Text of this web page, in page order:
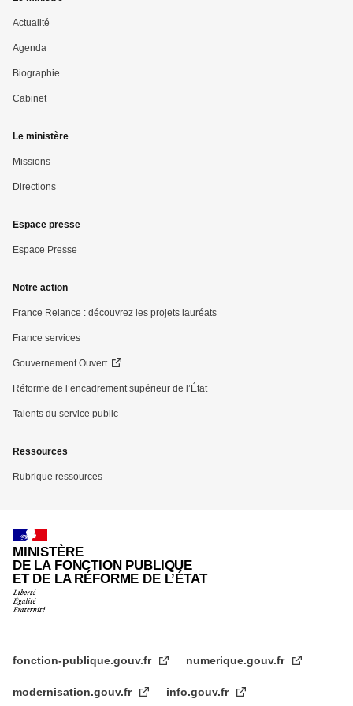
menu
Pied
de
Actualité
Agenda
Biographie
Cabinet
Le ministère
Missions
Directions
Espace presse
Espace Presse
Notre action
France Relance : découvrez les projets lauréats
France services
Gouvernement Ouvert
Réforme de l’encadrement supérieur de l’État
Talents du service public
Ressources
Rubrique ressources
MINISTÈRE
DE LA FONCTION PUBLIQUE
ET DE LA RÉFORME DE L’ÉTAT
fonction-publique.gouv.fr numerique.gouv.fr
modernisation.gouv.fr info.gouv.fr